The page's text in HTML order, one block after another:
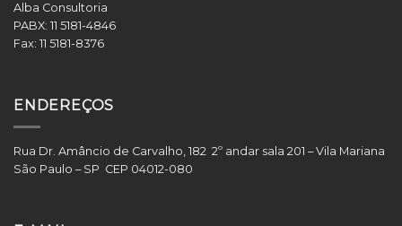
Alba Consultoria
PABX: 11 5181-4846
Fax: 11 5181-8376
ENDEREÇOS
Rua Dr. Amâncio de Carvalho, 182 2º andar sala 201 – Vila Mariana
São Paulo – SP CEP 04012-080